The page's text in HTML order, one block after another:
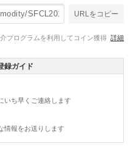
URLをコピー
プログラムを利用してコイン獲得 詳細
録ガイド
いち早くご連絡します
情報をお送りします